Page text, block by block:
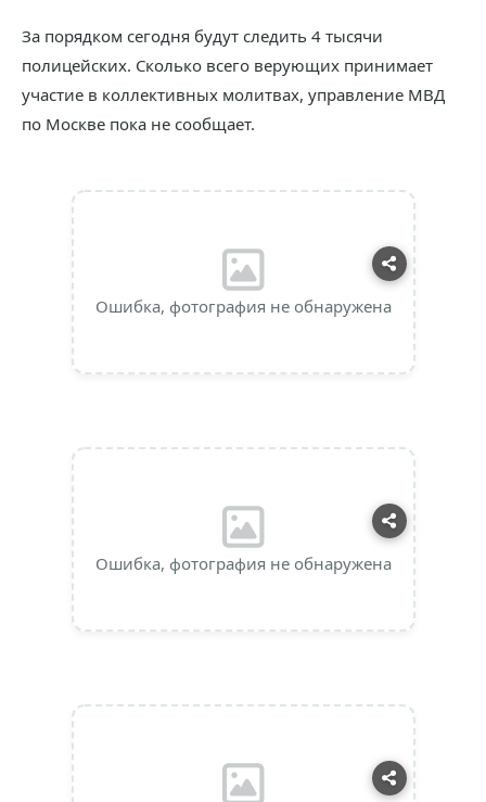
За порядком сегодня будут следить 4 тысячи
полицейских. Сколько всего верующих принимает
участие в коллективных молитвах, управление МВД
по Москве пока не сообщает.
Ошибка, фотография не обнаружена
Ошибка, фотография не обнаружена